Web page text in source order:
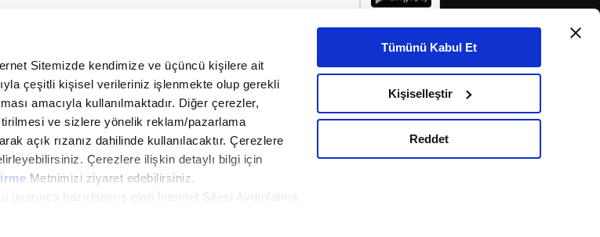
Sitemizde kendimize ve üçüncü kişilere ait
çeşitli kişisel verileriniz işlenmekte olup gerekli
amacıyla kullanılmaktadır. Diğer çerezler,
ve sizlere yönelik reklam/pazarlama
açık rızanız dahilinde kullanılacaktır. Çerezlere
Çerezlere ilişkin detaylı bilgi için
Metnimizi ziyaret edebilirsiniz.
hazırlanmış olan İnternet Sitesi Aydınlatma
Tümünü Kabul Et
Kişiselleştir
Reddet